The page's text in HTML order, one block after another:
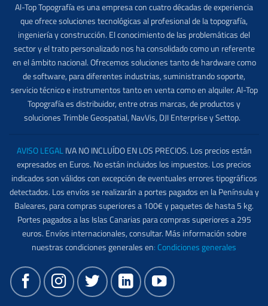
Al-Top Topografía es una empresa con cuatro décadas de experiencia
que ofrece soluciones tecnológicas al profesional de la topografía,
ingeniería y construcción. El conocimiento de las problemáticas del
sector y el trato personalizado nos ha consolidado como un referente
en el ámbito nacional. Ofrecemos soluciones tanto de hardware como
de software, para diferentes industrias, suministrando soporte,
servicio técnico e instrumentos tanto en venta como en alquiler. Al-Top
Topografía es distribuidor, entre otras marcas, de productos y
soluciones Trimble Geospatial, NavVis, DJI Enterprise y Settop.
AVISO LEGALIVA NO INCLUÍDO EN LOS PRECIOS. Los precios están
expresados en Euros. No están incluidos los impuestos. Los precios
indicados son válidos con excepción de eventuales errores tipográficos
detectados. Los envíos se realizarán a portes pagados en la Península y
Baleares, para compras superiores a 100€ y paquetes de hasta 5 kg.
Portes pagados a las Islas Canarias para compras superiores a 295
euros. Envíos internacionales, consultar. Más información sobre
nuestras condiciones generales en: Condiciones generales